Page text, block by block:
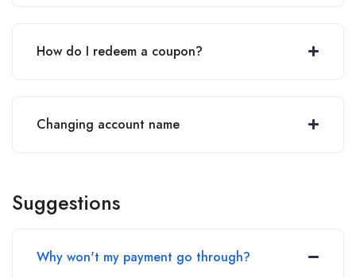
How do I redeem a coupon?
Changing account name
Suggestions
Why won't my payment go through?